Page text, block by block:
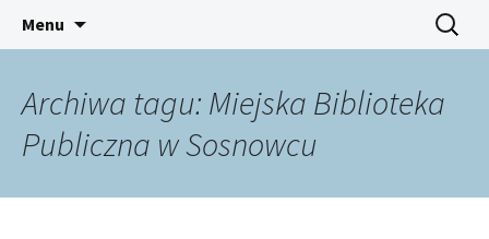
Śląski Pegaz
Platforma inicjatyw bibliotecznych
Menu Szukaj:
Archiwa tagu: Miejska Biblioteka
Publiczna w Sosnowcu